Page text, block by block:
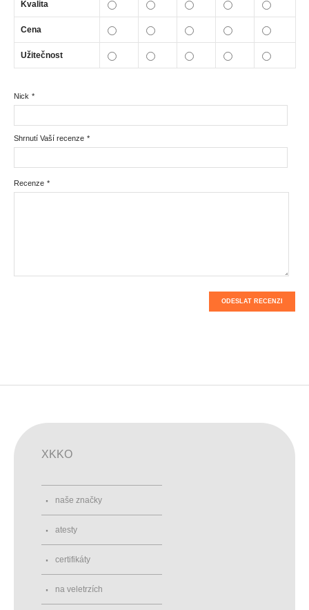
Kvalita
Cena
Užitečnost
*
Nick
*
Shrnutí Vaší recenze
*
Recenze
ODESLAT RECENZI
XKKO
naše značky
atesty
certifikáty
na veletrzích